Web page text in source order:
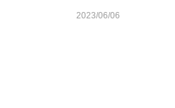
总黄朝晖介绍了公司的经
2023/06/06